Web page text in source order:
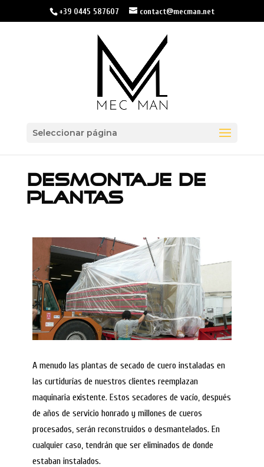
+39 0445 587607 contact@mecman.net
Seleccionar página
DESMONTAJE DE
PLANTAS
A menudo las plantas de secado de cuero instaladas en
las curtidurías de nuestros clientes reemplazan
maquinaria existente. Estos secadores de vacío, después
de años de servicio honrado y millones de cueros
procesados, serán reconstruidos o desmantelados. En
cualquier caso, tendrán que ser eliminados de donde
estaban instalados.